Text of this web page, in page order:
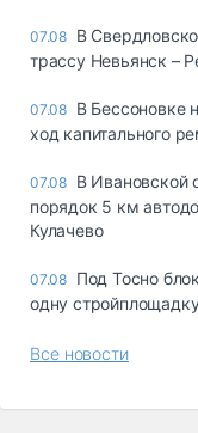
07.08 В
трассу Невьянск –
07.08 В Бессоновке
ход капитального
07.08 В Ивановской
порядок 5 км
Кулачево
07.08 Под Тосно
одну
Все новости